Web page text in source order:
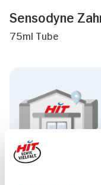
Sensodyne
75ml Tube